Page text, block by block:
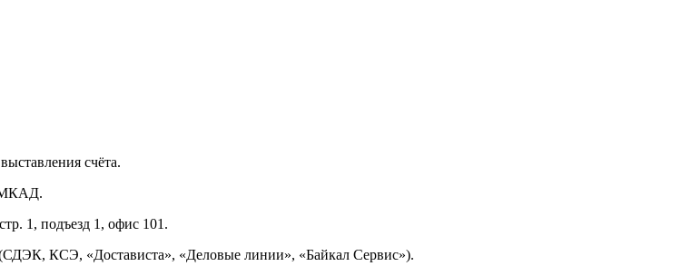
счёта.
МКАД.
1, подъезд 1, офис 101.
КСЭ, «Достависта», «Деловые линии», «Байкал Сервис»).